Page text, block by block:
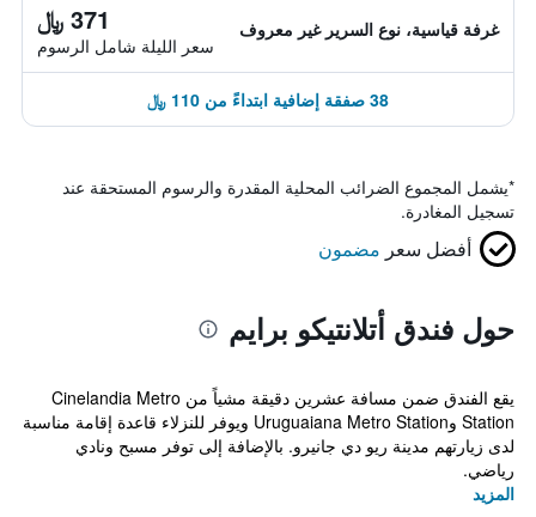
غرفة قياسية، نوع السرير غير معروف 371 ﷼
سعر الليلة شامل الرسوم
38 صفقة إضافية ابتداءً من 110 ﷼
*يشمل المجموع الضرائب المحلية المقدرة والرسوم المستحقة عند
تسجيل المغادرة.
أفضل سعر مضمون
حول فندق أتلانتيكو برايم
يقع الفندق ضمن مسافة عشرين دقيقة مشياً من Cinelandia Metro
Station وUruguaiana Metro Station ويوفر للنزلاء قاعدة إقامة مناسبة
لدى زيارتهم مدينة ريو دي جانيرو. بالإضافة إلى توفر مسبح ونادي
رياضي.
المزيد